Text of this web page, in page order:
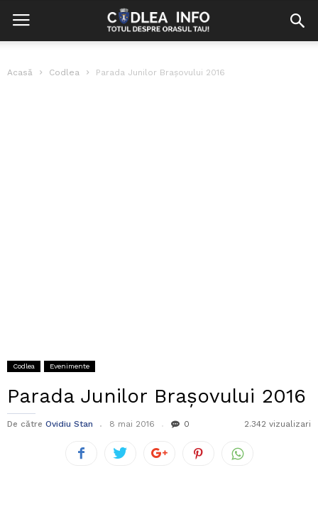
Acasă Codlea Parada Junilor Brașovului 2016
Codlea Evenimente
Parada Junilor Brașovului 2016
De către Ovidiu Stan 8 mai 2016 0 2.342 vizualizari